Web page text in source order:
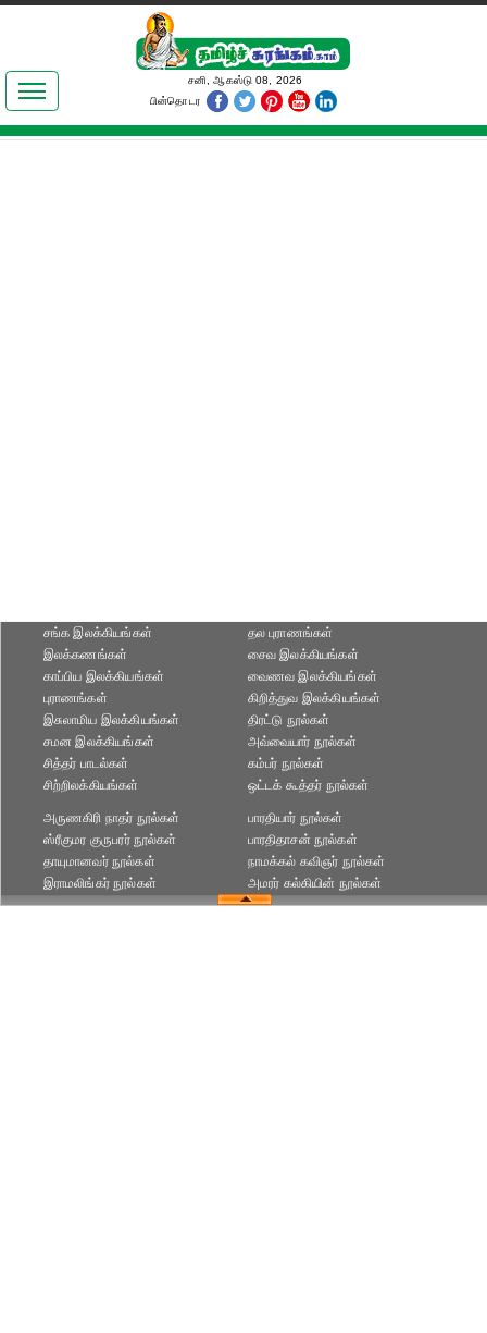
இலக்கியங்கள்
தமிழ் உலகம்
சனி, ஆகஸ்டு 08, 2026
பின்தொடர
சங்க இலக்கியங்கள்
இலக்கணங்கள்
காப்பிய இலக்கியங்கள்
புராணங்கள்
தல புராணங்கள்
சைவ இலக்கியங்கள்
வைணவ இலக்கியங்கள்
கிறித்துவ இலக்கியங்கள்
இசுலாமிய இலக்கியங்கள்
சமன இலக்கியங்கள்
சித்தர் பாடல்கள்
சிற்றிலக்கியங்கள்
திரட்டு நூல்கள்
அவ்வையார் நூல்கள்
கம்பர் நூல்கள்
ஒட்டக் கூத்தர் நூல்கள்
அருணகிரி நாதர் நூல்கள்
ஸ்ரீகுமர குருபரர் நூல்கள்
தாயுமானவர் நூல்கள்
இராமலிங்கர் நூல்கள்
பாரதியார் நூல்கள்
பாரதிதாசன் நூல்கள்
நாமக்கல் கவிஞர் நூல்கள்
அமரர் கல்கியின் நூல்கள்